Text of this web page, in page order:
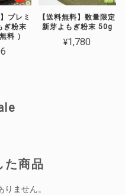
イプは温かくしてお召上
ほど苦みは強く感じられ
みが強いなと感じた場合
お召し上がり頂くと良い
健康双方にヨモギ同様ア
プレミ
ぎ粉末
料 ）
【送料無料】数量限定
新芽よもぎ粉末 50g
¥1,780
た商品
ません。